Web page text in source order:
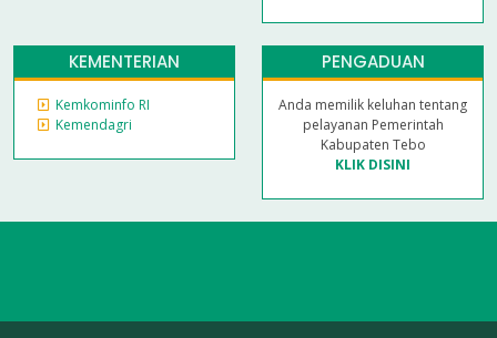
KEMENTERIAN
Kemkominfo RI
Kemendagri
PENGADUAN
Anda memilik keluhan tentang
pelayanan Pemerintah
Kabupaten Tebo
KLIK DISINI